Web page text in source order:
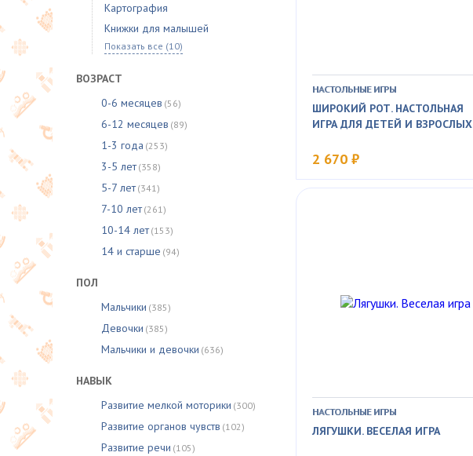
Картография
Книжки для малышей
Показать все (10)
ВОЗРАСТ
0-6 месяцев (56)
6-12 месяцев (89)
1-3 года (253)
3-5 лет (358)
5-7 лет (341)
7-10 лет (261)
10-14 лет (153)
14 и старше (94)
ПОЛ
Мальчики (385)
Девочки (385)
Мальчики и девочки (636)
НАВЫК
Развитие мелкой моторики (300)
Развитие органов чувств (102)
Развитие речи (105)
НАСТОЛЬНЫЕ ИГРЫ
ШИРОКИЙ РОТ. НАСТОЛЬНАЯ
ИГРА ДЛЯ ДЕТЕЙ И ВЗРОСЛЫХ
2 670 ₽
НАСТОЛЬНЫЕ ИГРЫ
ЛЯГУШКИ. ВЕСЕЛАЯ ИГРА